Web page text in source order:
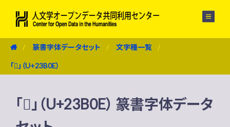
篆書字体データセット 文字種一覧
「𣬎」（U+23B0E）
「𣬎」（U+23B0E） 篆書字体データ